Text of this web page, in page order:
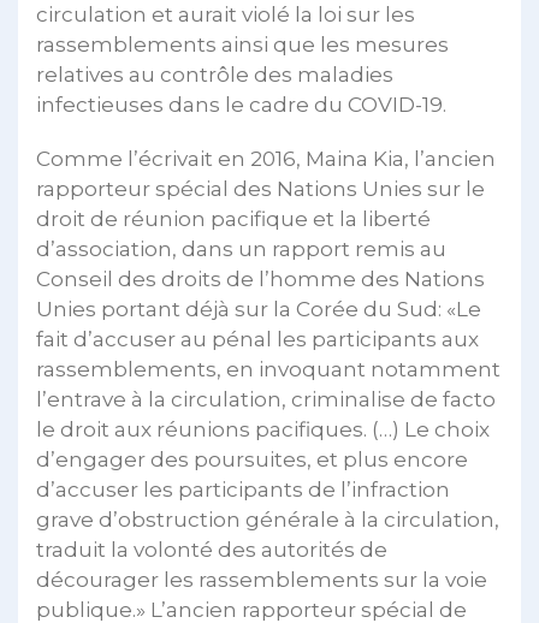
circulation et aurait violé la loi sur les
rassemblements ainsi que les mesures
relatives au contrôle des maladies
infectieuses dans le cadre du COVID-19.
Comme l’écrivait en 2016, Maina Kia, l’ancien
rapporteur spécial des Nations Unies sur le
droit de réunion pacifique et la liberté
d’association, dans un rapport remis au
Conseil des droits de l’homme des Nations
Unies portant déjà sur la Corée du Sud: «Le
fait d’accuser au pénal les participants aux
rassemblements, en invoquant notamment
l’entrave à la circulation, criminalise de facto
le droit aux réunions pacifiques. (…) Le choix
d’engager des poursuites, et plus encore
d’accuser les participants de l’infraction
grave d’obstruction générale à la circulation,
traduit la volonté des autorités de
décourager les rassemblements sur la voie
publique.» L’ancien rapporteur spécial de